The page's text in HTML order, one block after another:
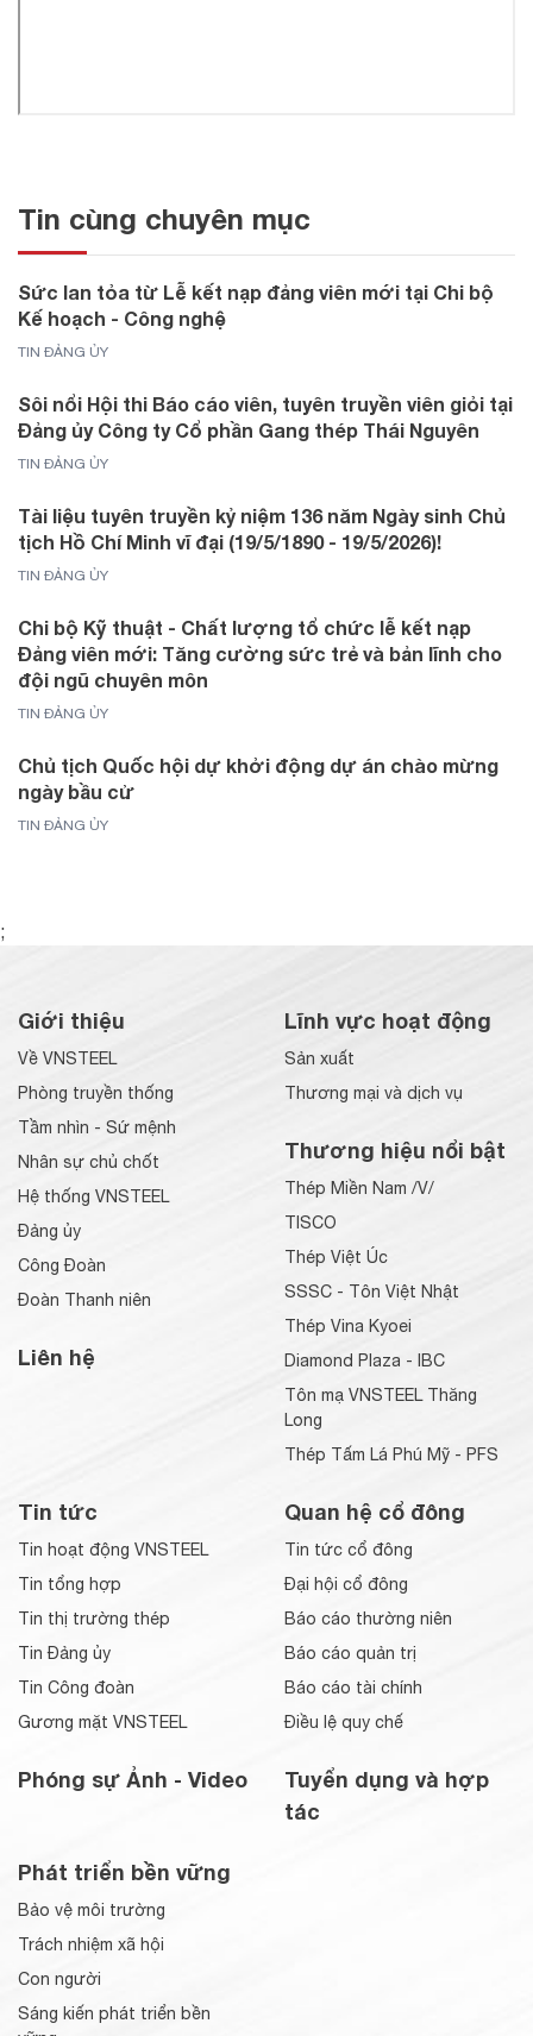
Tin cùng chuyên mục
Sức lan tỏa từ Lễ kết nạp đảng viên mới tại Chi bộ
Kế hoạch - Công nghệ
TIN ĐẢNG ỦY
Sôi nổi Hội thi Báo cáo viên, tuyên truyền viên giỏi tại
Đảng ủy Công ty Cổ phần Gang thép Thái Nguyên
TIN ĐẢNG ỦY
Tài liệu tuyên truyền kỷ niệm 136 năm Ngày sinh Chủ
tịch Hồ Chí Minh vĩ đại (19/5/1890 - 19/5/2026)!
TIN ĐẢNG ỦY
Chi bộ Kỹ thuật - Chất lượng tổ chức lễ kết nạp
Đảng viên mới: Tăng cường sức trẻ và bản lĩnh cho
đội ngũ chuyên môn
TIN ĐẢNG ỦY
Chủ tịch Quốc hội dự khởi động dự án chào mừng
ngày bầu cử
TIN ĐẢNG ỦY
;
Giới thiệu
Về VNSTEEL
Phòng truyền thống
Tầm nhìn - Sứ mệnh
Nhân sự chủ chốt
Hệ thống VNSTEEL
Đảng ủy
Công Đoàn
Đoàn Thanh niên
Liên hệ
Lĩnh vực hoạt động
Sản xuất
Thương mại và dịch vụ
Thương hiệu nổi bật
Thép Miền Nam /V/
TISCO
Thép Việt Úc
SSSC - Tôn Việt Nhật
Thép Vina Kyoei
Diamond Plaza - IBC
Tôn mạ VNSTEEL Thăng
Long
Thép Tấm Lá Phú Mỹ - PFS
Tin tức
Tin hoạt động VNSTEEL
Tin tổng hợp
Tin thị trường thép
Tin Đảng ủy
Tin Công đoàn
Gương mặt VNSTEEL
Phóng sự Ảnh - Video
Quan hệ cổ đông
Tin tức cổ đông
Đại hội cổ đông
Báo cáo thường niên
Báo cáo quản trị
Báo cáo tài chính
Điều lệ quy chế
Tuyển dụng và hợp
tác
Phát triển bền vững
Bảo vệ môi trường
Trách nhiệm xã hội
Con người
Sáng kiến phát triển bền